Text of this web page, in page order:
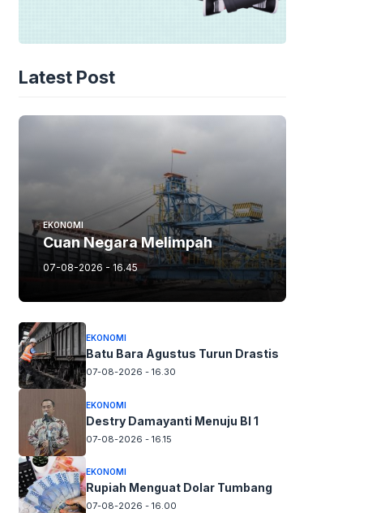
Latest Post
EKONOMI
Cuan Negara Melimpah
07-08-2026 - 16.45
EKONOMI
Batu Bara Agustus Turun Drastis
07-08-2026 - 16.30
EKONOMI
Destry Damayanti Menuju BI 1
07-08-2026 - 16.15
EKONOMI
Rupiah Menguat Dolar Tumbang
07-08-2026 - 16.00